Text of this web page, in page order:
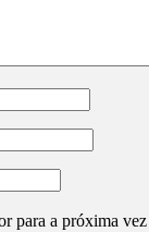
para a próxima